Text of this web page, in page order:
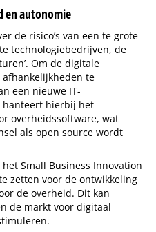
en autonomie
de risico’s van een te grote
technologiebedrijven, de
Om de digitale
te
een nieuwe IT-
hanteert hierbij het
overheidssoftware, wat
als open source wordt
Small Business Innovation
zetten voor de ontwikkeling
de overheid. Dit kan
de markt voor digitaal